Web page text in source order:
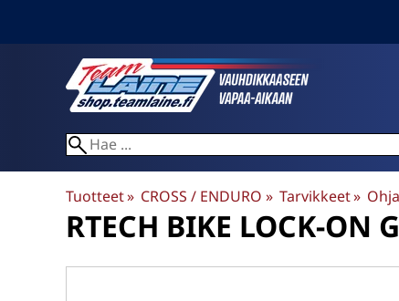
Tuotteet‪» CROSS / ENDURO ‪» Tarvikkeet‪»
RTECH BIKE LOCK-ON